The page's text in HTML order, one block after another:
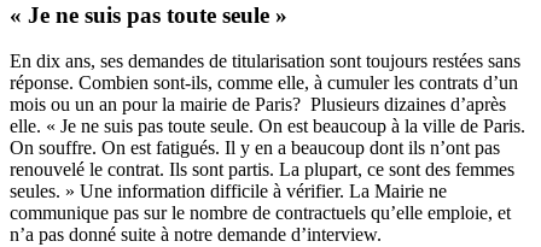
« Je ne suis pas toute seule »
En dix ans, ses demandes de titularisation sont toujours restées sans
réponse. Combien sont-ils, comme elle, à cumuler les contrats d’un
mois ou un an pour la mairie de Paris? Plusieurs dizaines d’après
elle. « Je ne suis pas toute seule. On est beaucoup à la ville de Paris.
On souffre. On est fatigués. Il y en a beaucoup dont ils n’ont pas
renouvelé le contrat. Ils sont partis. La plupart, ce sont des femmes
seules. » Une information difficile à vérifier. La Mairie ne
communique pas sur le nombre de contractuels qu’elle emploie, et
n’a pas donné suite à notre demande d’interview.